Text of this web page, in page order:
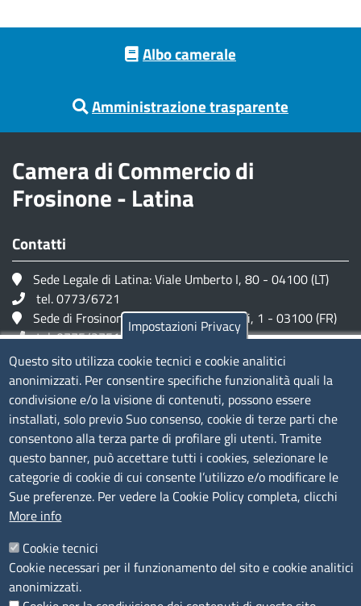
Albo camerale
Amministrazione trasparente
Camera di Commercio di
Frosinone - Latina
Contatti
Sede Legale di Latina: Viale Umberto I, 80 - 04100 (LT)
tel. 0773/6721
Sede di Frosinone: Via Alcide De Gasperi, 1 - 03100 (FR)
tel. 0775/2751
Peccciaa@pec.frlt.camcom.it
Ufficio relazioni con il pubblico
Codici
Codice Fiscale e Partita Iva: 02957560598
Codice univoco ufficio fatt.elettronica: 1TOEDU
Seguici su
Impostazioni Privacy
Questo sito utilizza cookie tecnici e cookie analitici
anonimizzati. Per consentire specifiche funzionalità quali la
condivisione e/o la visione di contenuti, possono essere
installati, solo previo Suo consenso, cookie di terze parti che
consentono alla terza parte di profilare gli utenti. Tramite
questo banner, può accettare tutti i cookies, selezionare le
categorie di cookie di cui consente l’utilizzo e/o modificare le
Sue preferenze. Per vedere la Cookie Policy completa, clicchi
More info
Cookie tecnici
Cookie necessari per il funzionamento del sito e cookie analitici
anonimizzati.